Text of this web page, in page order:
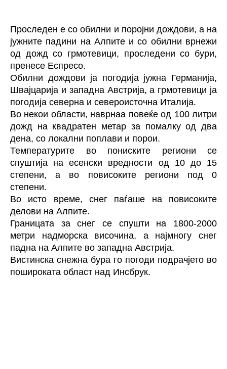
Проследен е со обилни и поројни дождови, а на
јужните падини на Алпитеи со обилни врнежи
од дожд со грмотевици, проследени со бури,
пренесе Еспресо.
Обилни дождови ја погодија јужна Германија,
Швајцарија и западна Австрија, а грмотевици ја
погодија северна и североисточна Италија.
Во некои области, наврнаа повеќе од 100 литри
дожд на квадратен метар за помалку од два
дена, со локални поплави и порои.
Температурите во пониските региони се
спуштија на есенски вредности од 10 до 15
степени, а во повисоките региони под 0
степени.
Во исто време, снег паѓаше на повисоките
делови на Алпите.
Границата за снег се спушти на 1800-2000
метри надморска височина, а најмногу снег
падна на Алпите во западна Австрија.
Вистинска снежна бура го погоди подрачјето во
пошироката област над Инсбрук.